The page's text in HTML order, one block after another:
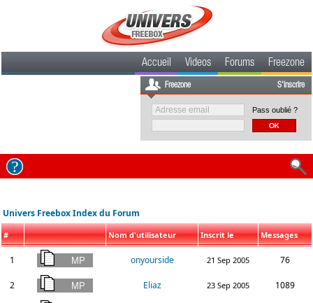
Accueil Videos Forums Freezone
Freezone S'inscrire
Pass oublié ?
Univers Freebox Index du Forum
# Nom d'utilisateur Inscrit le Messages
1 onyourside 21 Sep 2005 76
2 Eliaz 23 Sep 2005 1089